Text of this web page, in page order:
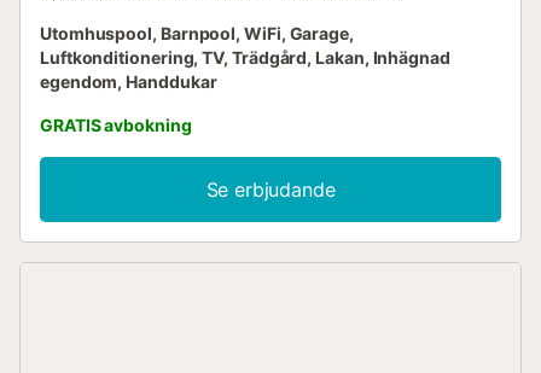
Utomhuspool, Barnpool, WiFi, Garage,
Luftkonditionering, TV, Trädgård, Lakan, Inhägnad
egendom, Handdukar
GRATIS avbokning
Se erbjudande